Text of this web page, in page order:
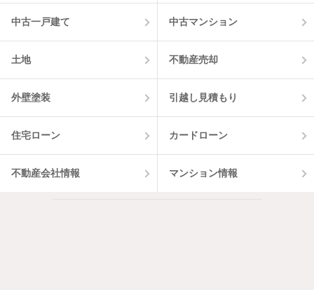
中古一戸建て 中古マンション
土地 不動産売却
外壁塗装 引越し見積もり
住宅ローン カードローン
不動産会社情報 マンション情報